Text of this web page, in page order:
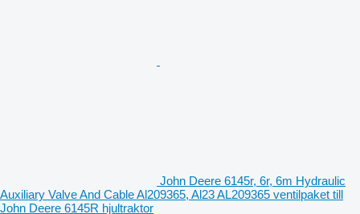
John Deere 6145r, 6r, 6m Hydraulic
Auxiliary Valve And Cable Al209365, Al23 AL209365 ventilpaket till
John Deere 6145R hjultraktor